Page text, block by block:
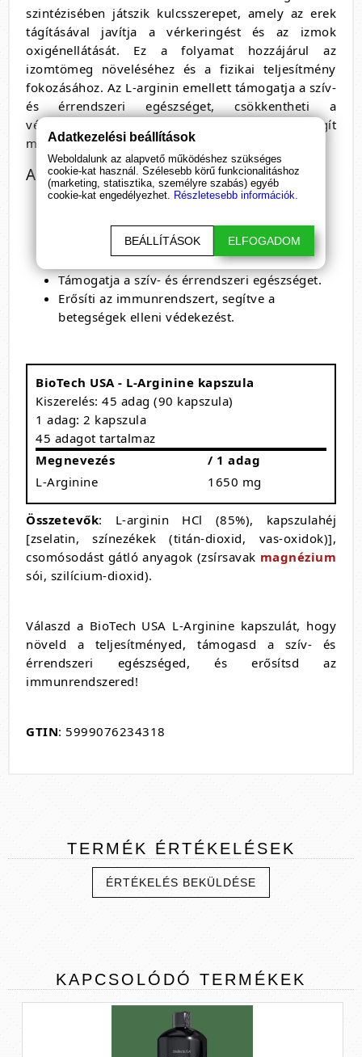
szintézisében játszik kulcsszerepet, amely az erek
tágításával javítja a vérkeringést és az izmok
oxigénellátását. Ez a folyamat hozzájárul az
izomtömeg növeléséhez és a fizikai teljesítmény
fokozásához. Az L-arginin emellett támogatja a szív-
és érrendszeri egészséget, csökkentheti a
vérnyomást, és erősíti az immunrendszert, így segít
megőrizni a szervezet általános egészségét.
A L-Arginine kapszula további előnyei
Segíti az izomtömeg növelését és az edzés
utáni regenerációt.
Javítja a fizikai teljesítményt és az
állóképességet.
Támogatja a szív- és érrendszeri egészséget.
Erősíti az immunrendszert, segítve a
betegségek elleni védekezést.
BioTech USA - L-Arginine kapszula
Kiszerelés: 45 adag (90 kapszula)
1 adag: 2 kapszula
45 adagot tartalmaz
Megnevezés
/ 1 adag
L-Arginine
1650 mg
Összetevők: L-arginin HCl (85%), kapszulahéj
[zselatin, színezékek (titán-dioxid, vas-oxidok)],
csomósodást gátló anyagok (zsírsavak magnézium
sói, szilícium-dioxid).
Válaszd a BioTech USA L-Arginine kapszulát, hogy
növeld a teljesítményed, támogasd a szív- és
érrendszeri egészséged, és erősítsd az
immunrendszered!
GTIN: 5999076234318
TERMÉK ÉRTÉKELÉSEK
ÉRTÉKELÉS BEKÜLDÉSE
KAPCSOLÓDÓ TERMÉKEK
Adatkezelési beállítások
Weboldalunk az alapvető működéshez szükséges
cookie-kat használ. Szélesebb körű funkcionalitáshoz
(marketing, statisztika, személyre szabás) egyéb
cookie-kat engedélyezhet. Részletesebb információk.
BEÁLLÍTÁSOK ELFOGADOM